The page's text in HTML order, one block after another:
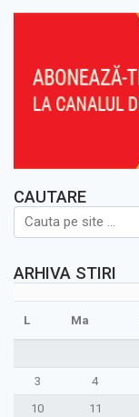
CAUTARE
ARHIVA STIRI
L Ma
3
4
10
11